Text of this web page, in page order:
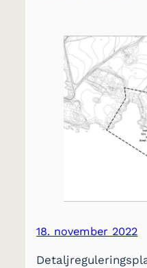
18. november 2022